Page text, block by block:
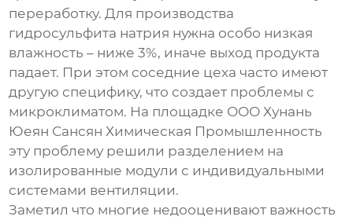
переработку. Для производства
гидросульфита натрия нужна особо низкая
влажность – ниже 3%, иначе выход продукта
падает. При этом соседние цеха часто имеют
другую специфику, что создает проблемы с
микроклиматом. На площадке OOO Хунань
Юеян Сансян Химическая Промышленность
эту проблему решили разделением на
изолированные модули с индивидуальными
системами вентиляции.
Заметил что многие недооценивают важность